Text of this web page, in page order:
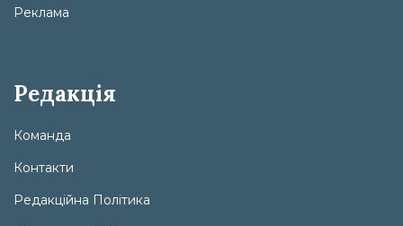
Реклама
Редакція
Команда
Контакти
Редакційна Політика